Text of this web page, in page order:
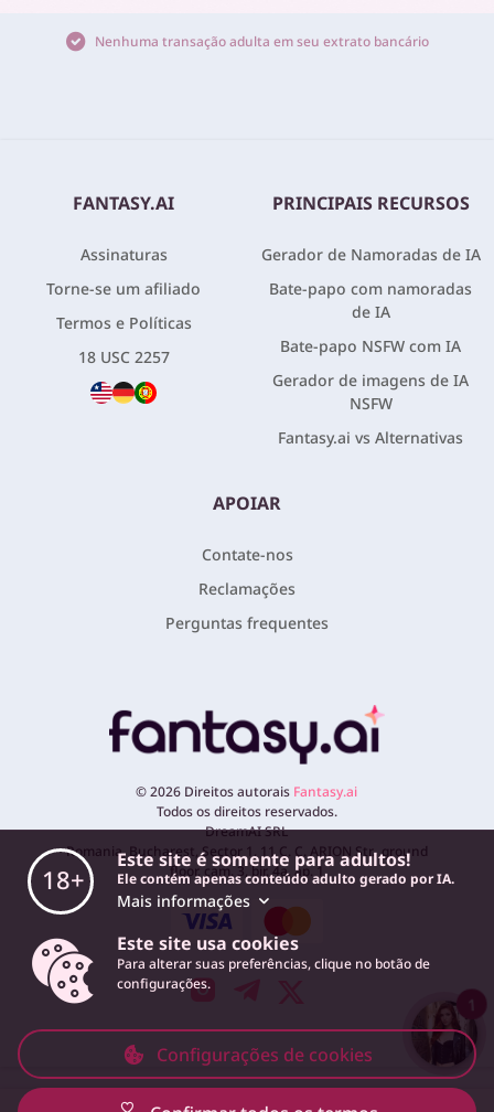
Nenhuma transação adulta em seu extrato bancário
FANTASY.AI
Assinaturas
Torne-se um afiliado
Termos e Políticas
18 USC 2257
PRINCIPAIS RECURSOS
Gerador de Namoradas de IA
Bate-papo com namoradas
de IA
Bate-papo NSFW com IA
Gerador de imagens de IA
NSFW
Fantasy.ai vs Alternativas
APOIAR
Contate-nos
Reclamações
Perguntas frequentes
©2026 Direitos autorais Fantasy.ai
Todos os direitos reservados.
DreamAI SRL
Romania, Bucharest, Sector 1, 11 C. C. ARION Str., ground
floor, cam. 3, bir. 4a, ap. 1
18+
Este site é somente para adultos!
Ele contém apenas conteúdo adulto gerado por IA.
Mais informações
Este site usa cookies
Para alterar suas preferências, clique no botão de
configurações.
Configurações de cookies
1